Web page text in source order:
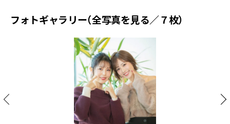
フォトギャラリー（全写真を見る／７枚）